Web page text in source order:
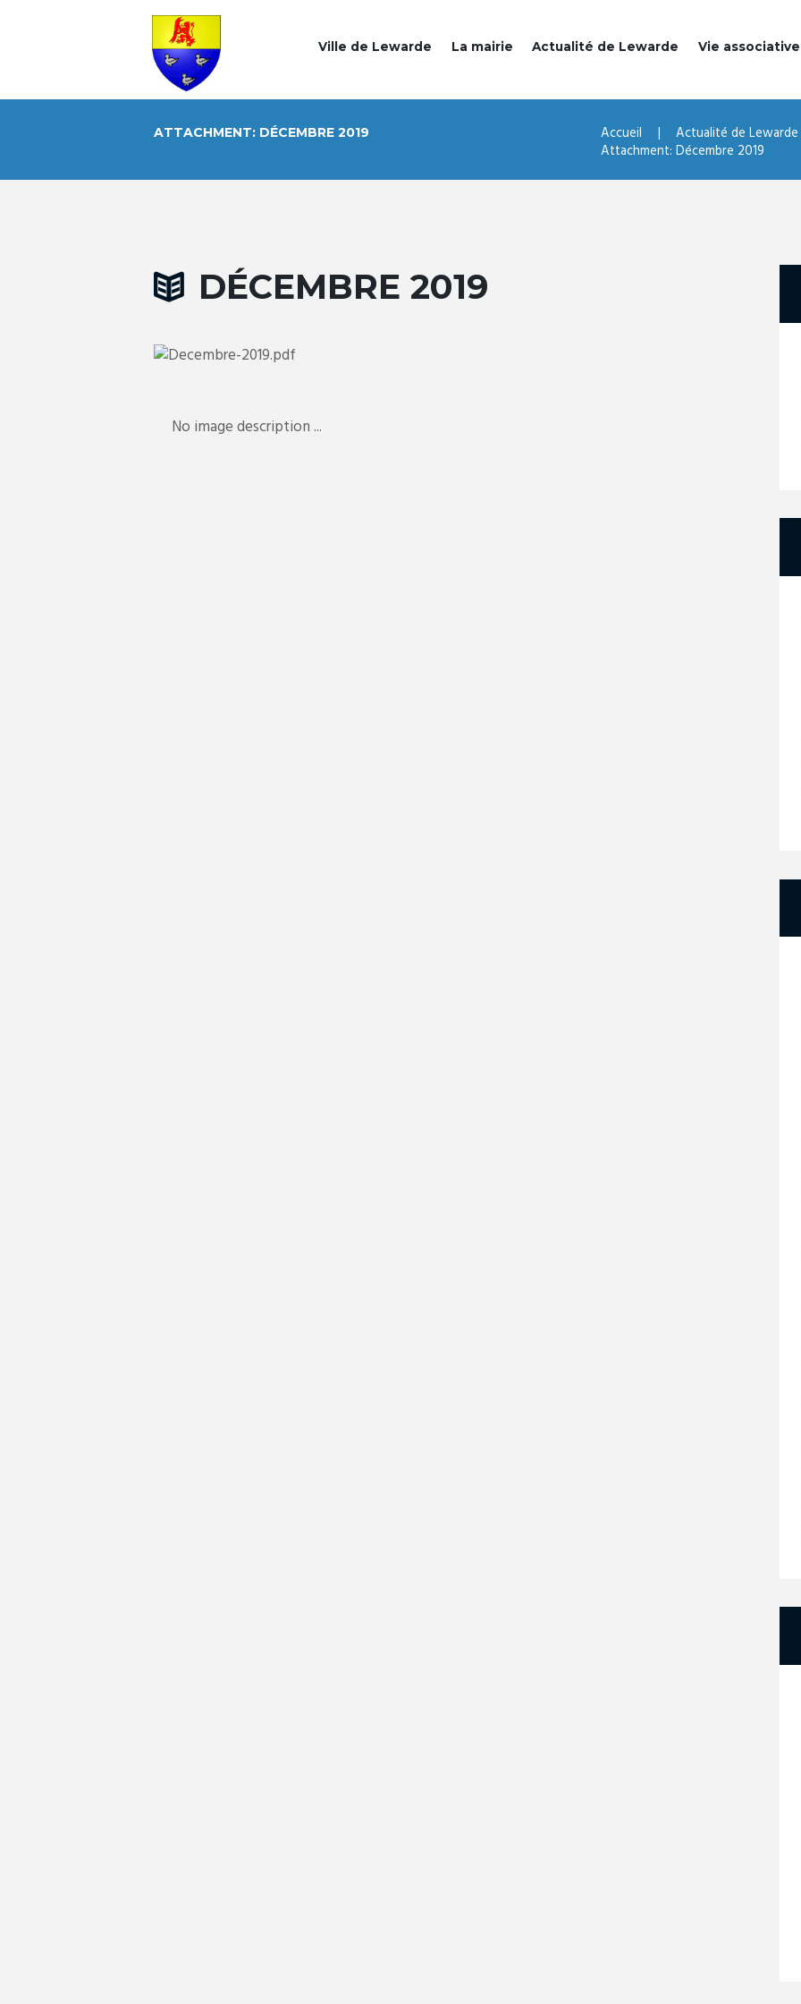
Ville de Lewarde La mairie Actualité de Lewarde Vie associative
ATTACHMENT: DÉCEMBRE 2019 Accueil Actualité de Lewarde
Attachment: Décembre 2019
DÉCEMBRE 2019
No image description ...